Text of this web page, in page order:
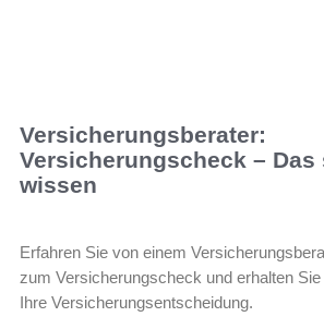
Versicherungsberater:
Versicherungscheck – Das
wissen
Erfahren Sie von einem
zum Versicherungscheck und erhalten
Ihre Versicherungsentscheidung.